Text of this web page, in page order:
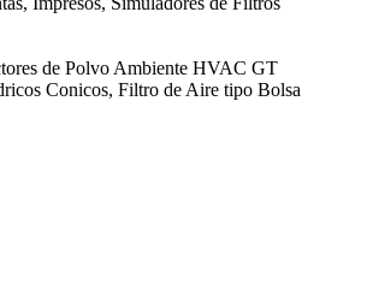
de Polvo Ambiente HVAC GT
Conicos, Filtro de Aire tipo Bolsa